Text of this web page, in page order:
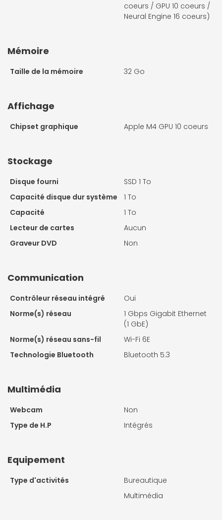
coeurs / GPU 10 coeurs /
Neural Engine 16 coeurs)
Mémoire
Taille de la mémoire 32 Go
Affichage
Chipset graphique Apple M4 GPU 10 coeurs
Stockage
Disque fourni
SSD 1 To
Capacité disque dur système
1 To
Capacité
1 To
Lecteur de cartes
Aucun
Graveur DVD
Non
Communication
Contrôleur réseau intégré
Oui
Norme(s) réseau
1 Gbps Gigabit Ethernet
(1 GbE)
Norme(s) réseau sans-fil
Wi-Fi 6E
Technologie Bluetooth
Bluetooth 5.3
Multimédia
Webcam
Non
Type de H.P
Intégrés
Equipement
Type d'activités
Bureautique
Multimédia